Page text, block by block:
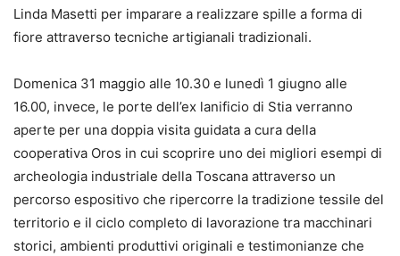
Linda Masetti per imparare a realizzare spille a forma di
fiore attraverso tecniche artigianali tradizionali.
Domenica 31 maggio alle 10.30 e lunedì 1 giugno alle
16.00, invece, le porte dell’ex lanificio di Stia verranno
aperte per una doppia visita guidata a cura della
cooperativa Oros in cui scoprire uno dei migliori esempi di
archeologia industriale della Toscana attraverso un
percorso espositivo che ripercorre la tradizione tessile del
territorio e il ciclo completo di lavorazione tra macchinari
storici, ambienti produttivi originali e testimonianze che